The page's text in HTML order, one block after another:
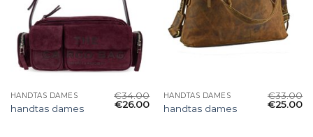
HANDTAS DAMES
handtas dames
€34.00
€26.00
HANDTAS DAMES
handtas dames
€33.00
€25.00